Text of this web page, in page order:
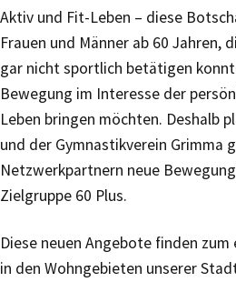
Aktiv und Fit-Leben – diese
Frauen und Männer ab 60 Jahren,
gar nicht sportlich betätigen
Bewegung im Interesse der
Leben bringen möchten. Deshalb
und der Gymnastikverein Grimma
Netzwerkpartnern neue
Zielgruppe 60 Plus.
Diese neuen Angebote finden
in den Wohngebieten unserer